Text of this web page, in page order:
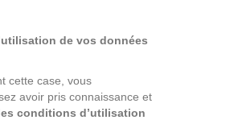
de vos données
cette case, vous
avoir pris connaissance et
conditions d’utilisation